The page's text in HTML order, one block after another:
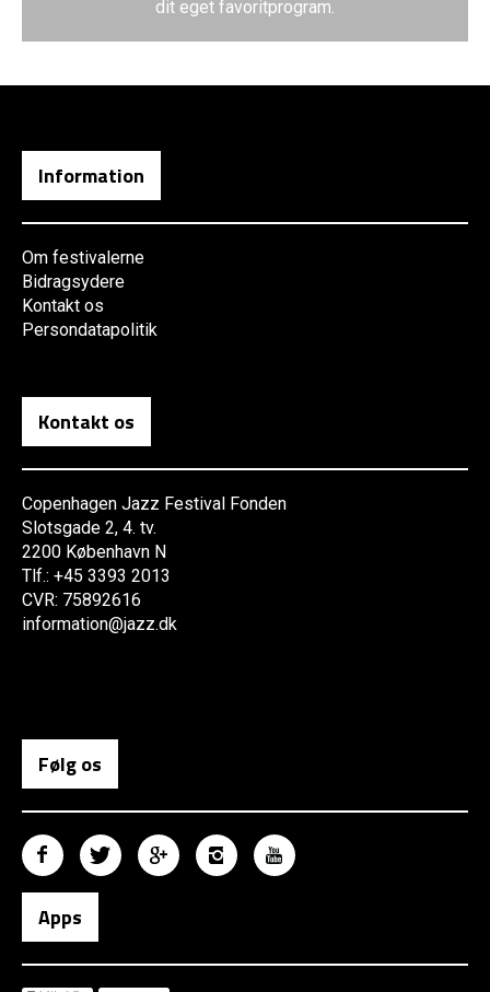
dit eget favoritprogram.
Information
Om festivalerne
Bidragsydere
Kontakt os
Persondatapolitik
Kontakt os
Copenhagen Jazz Festival Fonden
Slotsgade 2, 4. tv.
2200 København N
Tlf.: +45 3393 2013
CVR: 75892616
information@jazz.dk
Følg os
Apps